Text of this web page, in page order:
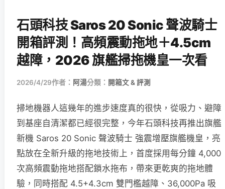
石頭科技 Saros 20 Sonic 聲波騎士
開箱評測！高頻震動拖地＋4.5cm
越障，2026 旗艦掃拖機皇一次看
2026/4/29作者： 阿湯分類： 開箱文 & 評測
掃地機器人這幾年的進步速度真的很快，從吸力、避障
到基座自清潔都已經很完整，今年石頭科技再推出旗艦
新機 Saros 20 Sonic 聲波騎士 強震增壓旗艦機皇，亮
點放在全新升級的拖地技術上，首度採用每分鐘 4,000
次高頻震動拖地搭配鎖水拖布，帶來更乾爽的拖地體
驗，同時搭配 4.5+4.3cm 雙門檻越障、36,000Pa 吸